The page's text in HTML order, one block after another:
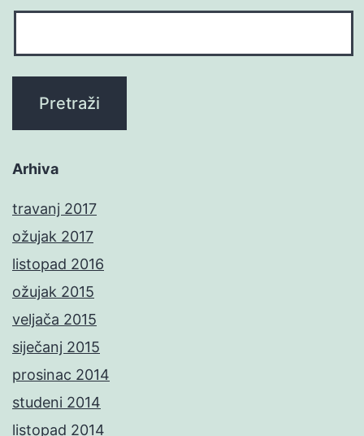
Arhiva
travanj 2017
ožujak 2017
listopad 2016
ožujak 2015
veljača 2015
siječanj 2015
prosinac 2014
studeni 2014
listopad 2014